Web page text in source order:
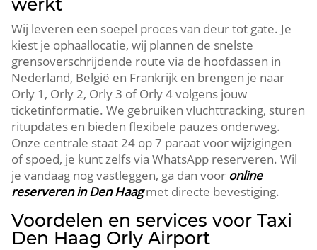
werkt
Wij leveren een soepel proces van deur tot gate. Je
kiest je ophaallocatie, wij plannen de snelste
grensoverschrijdende route via de hoofdassen in
Nederland, België en Frankrijk en brengen je naar
Orly 1, Orly 2, Orly 3 of Orly 4 volgens jouw
ticketinformatie. We gebruiken vluchttracking, sturen
ritupdates en bieden flexibele pauzes onderweg.
Onze centrale staat 24 op 7 paraat voor wijzigingen
of spoed, je kunt zelfs via WhatsApp reserveren. Wil
je vandaag nog vastleggen, ga dan voor online
reserveren in Den Haagmet directe bevestiging.
Voordelen en services voor Taxi
Den Haag Orly Airport